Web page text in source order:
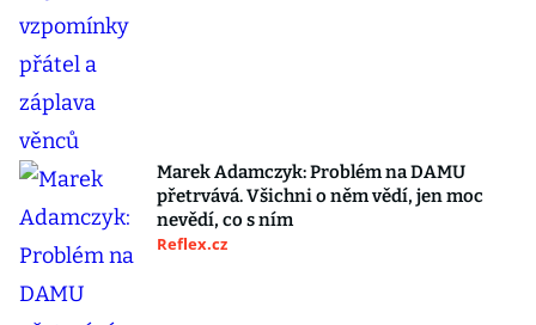
Marek Adamczyk: Problém na DAMU
přetrvává. Všichni o něm vědí, jen moc
nevědí, co s ním
Reflex.cz